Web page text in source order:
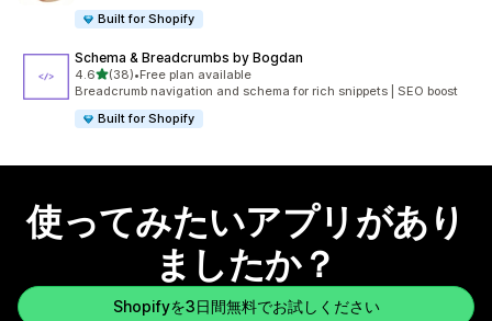
Built for Shopify
Schema & Breadcrumbs by Bogdan
4.65つ星中
(38)
合計レビュー数：38件
•Free plan available
Breadcrumb navigation and schema for rich snippets | SEO boost
Built for Shopify
使ってみたいアプリがあり
ましたか？
Shopifyを3日間無料でお試しください